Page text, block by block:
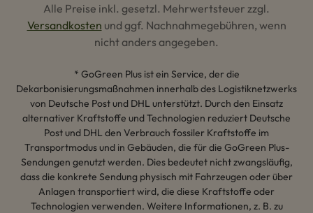
Alle Preise inkl. gesetzl. Mehrwertsteuer zzgl.
Versandkosten und ggf. Nachnahmegebühren, wenn
nicht anders angegeben.
* GoGreen Plus ist ein Service, der die
Dekarbonisierungsmaßnahmen innerhalb des Logistiknetzwerks
von Deutsche Post und DHL unterstützt. Durch den Einsatz
alternativer Kraftstoffe und Technologien reduziert Deutsche
Post und DHL den Verbrauch fossiler Kraftstoffe im
Transportmodus und in Gebäuden, die für die GoGreen Plus-
Sendungen genutzt werden. Dies bedeutet nicht zwangsläufig,
dass die konkrete Sendung physisch mit Fahrzeugen oder über
Anlagen transportiert wird, die diese Kraftstoffe oder
Technologien verwenden. Weitere Informationen, z. B. zu